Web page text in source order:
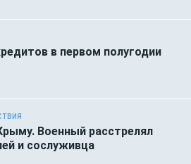
в первом полугодии
Военный расстрелял
и сослуживца